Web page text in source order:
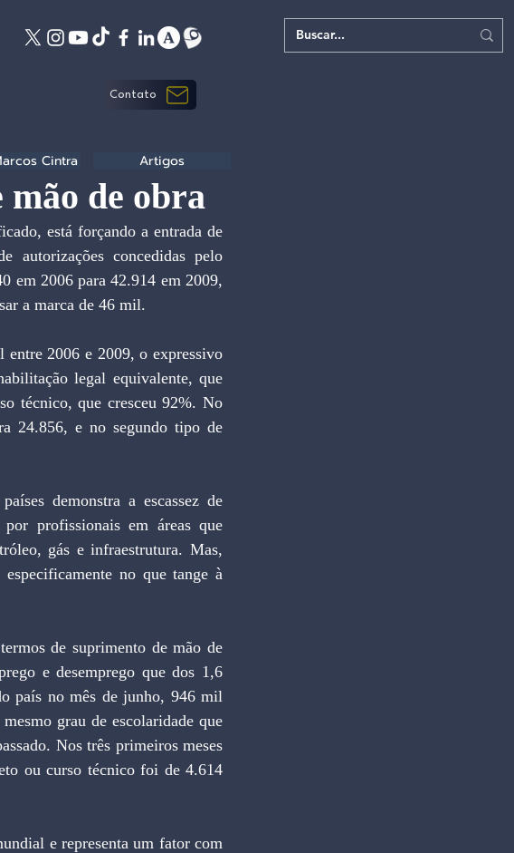
Contato
de obra
está forçando a entrada de
autorizações concedidas pelo
em 2006 para 42.914 em 2009,
a marca de 46 mil.
entre 2006 e 2009, o expressivo
legal equivalente, que
técnico, que cresceu 92%. No
24.856, e no segundo tipo de
demonstra a escassez de
por profissionais em áreas que
gás e infraestrutura. Mas,
no que tange à
de suprimento de mão de
e desemprego que dos 1,6
país no mês de junho, 946 mil
grau de escolaridade que
Nos três primeiros meses
ou curso técnico foi de 4.614
e representa um fator com
Cintra Artigos